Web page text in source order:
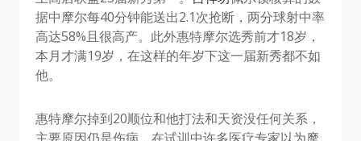
据中摩尔每40分钟能送出2.1次抢断，两分球射中率
高达58%且很高产。此外惠特摩尔选秀前才18岁，
本月才满19岁，在这样的年岁下这一届新秀都不如
他。
惠特摩尔掉到20顺位和他打法和天资没任何关系，